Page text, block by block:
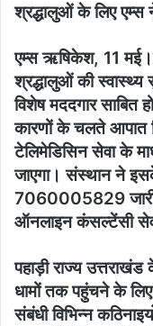
श्रद्धालुओं के लिए एम्स
एम्स ऋषिकेश, 11
श्रद्धालुओं की
विशेष मददगार साबित
कारणों के चलते आपात
टेलिमेडिसिन सेवा के
जाएगा। संस्थान ने
7060005829 जारी
ऑनलाइन कंसल्टेंसी
पहाड़ी राज्य उत्तराखंड
धामों तक पहुंचने के लिए
संबंधी विभिन्न